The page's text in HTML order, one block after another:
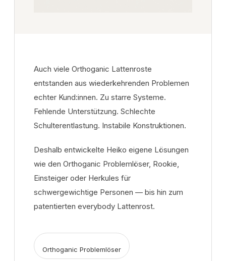
Auch viele Orthoganic Lattenroste
entstanden aus wiederkehrenden Problemen
echter Kund:innen. Zu starre Systeme.
Fehlende Unterstützung. Schlechte
Schulterentlastung. Instabile Konstruktionen.
Deshalb entwickelte Heiko eigene Lösungen
wie den Orthoganic Problemlöser, Rookie,
Einsteiger oder Herkules für
schwergewichtige Personen — bis hin zum
patentierten everybody Lattenrost.
Orthoganic Problemlöser